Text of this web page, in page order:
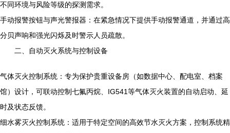
不同环境与风险等级的探测需求。
手动报警按钮与声光警报器：在紧急情况下提供手动报警通道，并通过高
分贝声响和强光闪烁及时警示人员疏散。
二、自动灭火系统与控制设备
气体灭火控制系统：专为保护贵重设备房（如数据中心、配电室、档案
馆）设计，可联动控制七氟丙烷、IG541等气体灭火装置的自动启动、延
时及状态反馈。
细水雾灭火控制系统：适用于特定空间的高效节水灭火方案，控制系统精